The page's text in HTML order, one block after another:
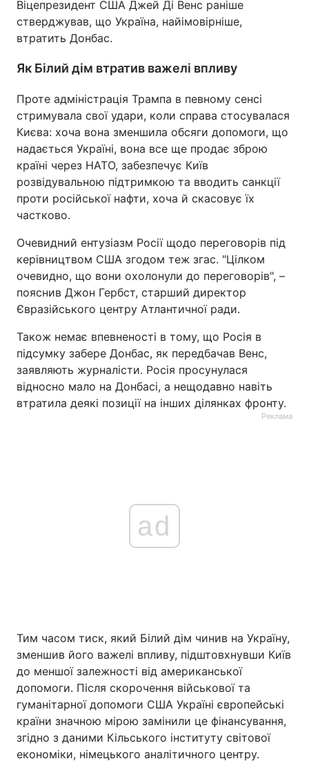
Віцепрезидент США Джей Ді Венс раніше
стверджував, що Україна, найімовірніше,
втратить Донбас.
Як Білий дім втратив важелі впливу
Проте адміністрація Трампа в певному сенсі
стримувала свої удари, коли справа стосувалася
Києва: хоча вона зменшила обсяги допомоги, що
надається Україні, вона все ще продає зброю
країні через НАТО, забезпечує Київ
розвідувальною підтримкою та вводить санкції
проти російської нафти, хоча й скасовує їх
частково.
Очевидний ентузіазм Росії щодо переговорів під
керівництвом США згодом теж згас. "Цілком
очевидно, що вони охолонули до переговорів", –
пояснив Джон Гербст, старший директор
Євразійського центру Атлантичної ради.
Також немає впевненості в тому, що Росія в
підсумку забере Донбас, як передбачав Венс,
заявляють журналісти. Росія просунулася
відносно мало на Донбасі, а нещодавно навіть
втратила деякі позиції на інших ділянках фронту.
Реклама
ad
Тим часом тиск, який Білий дім чинив на Україну,
зменшив його важелі впливу, підштовхнувши Київ
до меншої залежності від американської
допомоги. Після скорочення військової та
гуманітарної допомоги США Україні європейські
країни значною мірою замінили це фінансування,
згідно з даними Кільського інституту світової
економіки, німецького аналітичного центру.